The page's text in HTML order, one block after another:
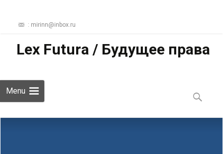
: mirinn@inbox.ru
Lex Futura / Будущее права
Menu
to
content
Найти: